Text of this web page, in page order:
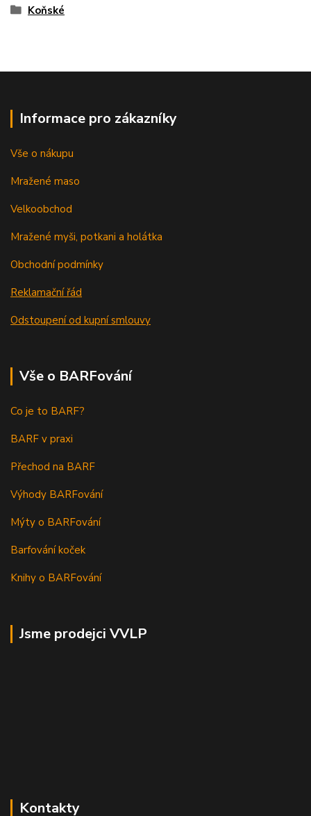
Koňské
Informace pro zákazníky
Vše o nákupu
Mražené maso
Velkoobchod
Mražené myši, potkani a holátka
Obchodní podmínky
Reklamační řád
Odstoupení od kupní smlouvy
Vše o BARFování
Co je to BARF?
BARF v praxi
Přechod na BARF
Výhody BARFování
Mýty o BARFování
Barfování koček
Knihy o BARFování
Jsme prodejci VVLP
Kontakty